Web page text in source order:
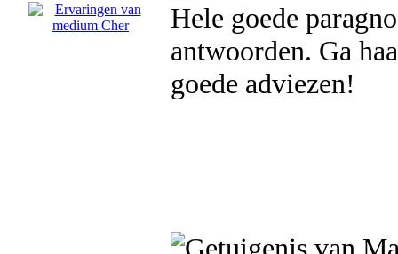
Hele goede
antwoorden. Ga
goede adviezen!